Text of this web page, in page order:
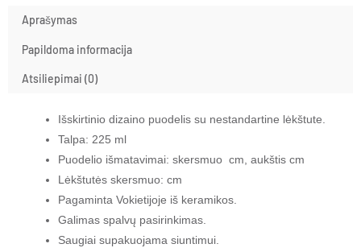
Aprašymas
Papildoma informacija
Atsiliepimai (0)
Išskirtinio dizaino puodelis su nestandartine lėkštute.
Talpa: 225 ml
Puodelio išmatavimai: skersmuo cm, aukštis cm
Lėkštutės skersmuo: cm
Pagaminta Vokietijoje iš keramikos.
Galimas spalvų pasirinkimas.
Saugiai supakuojama siuntimui.